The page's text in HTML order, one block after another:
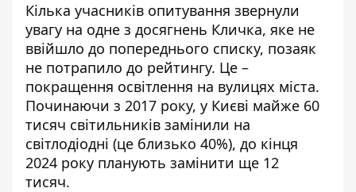
Кілька учасників опитування звернули
увагу на одне з досягнень Кличка, яке не
ввійшло до попереднього списку, позаяк
не потрапило до рейтингу. Це –
покращення освітлення на вулицях міста.
Починаючи з 2017 року, у Києві майже 60
тисяч світильників замінили на
світлодіодні (це близько 40%), до кінця
2024 року планують замінити ще 12
тисяч.